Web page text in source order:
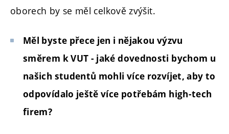
oborech by se měl celkově zvýšit.
Měl byste přece jen i nějakou výzvu
směrem k VUT - jaké dovednosti bychom u
našich studentů mohli více rozvíjet, aby to
odpovídalo ještě více potřebám high-tech
firem?